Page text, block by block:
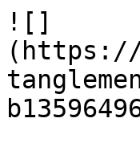
![]
(https://